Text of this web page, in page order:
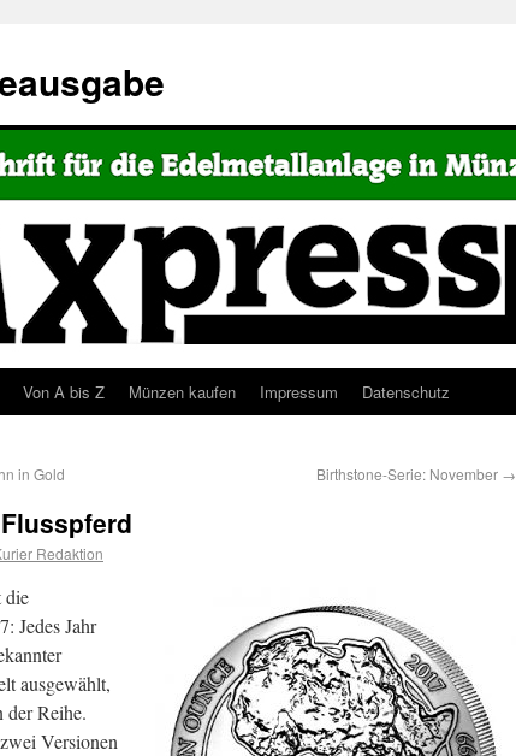
Von A bis Z Münzen kaufen Impressum Datenschutz
in Gold Birthstone-Serie: November →
Redaktion
die
Jedes Jahr
ausgewählt,
der Reihe.
Versionen